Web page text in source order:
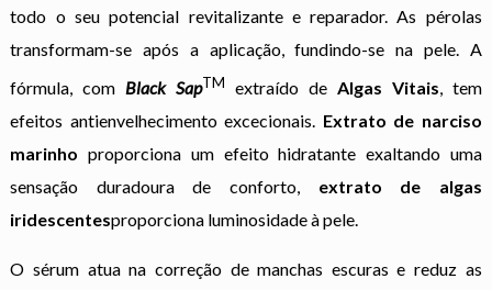
todo o seu potencial revitalizante e reparador. As pérolas
transformam-se após a aplicação, fundindo-se na pele. A
fórmula, com Black SapTM extraído de Algas Vitais, tem
efeitos antienvelhecimento excecionais. Extrato de narciso
marinho proporciona um efeito hidratante exaltando uma
sensação duradoura de conforto, extrato de algas
iridescentesproporciona luminosidade à pele.
O sérum atua na correção de manchas escuras e reduz as